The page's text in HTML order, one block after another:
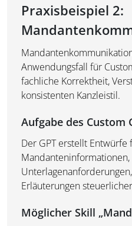
Praxisbeispiel 2:
Anwendungsfall für
fachliche Korrektheit,
konsistenten Kanzleistil.
Aufgabe des Custom
Der GPT erstellt Entwürfe
Mandanteninformationen,
Erläuterungen
Möglicher Skill